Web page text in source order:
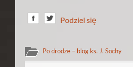
Podziel się
Po drodze – blog ks. J. Sochy